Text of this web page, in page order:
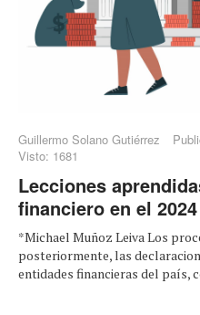
Guillermo Solano Gutiérrez
Visto: 1681
Lecciones
financiero en el 2024
*Michael Muñoz Leiva Los
posteriormente, las
entidades financieras del país,